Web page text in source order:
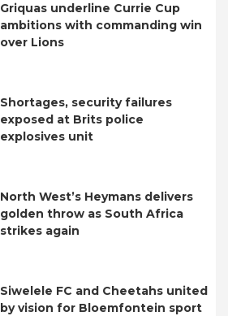
Griquas underline Currie Cup
ambitions with commanding win
over Lions
Shortages, security failures
exposed at Brits police
explosives unit
North West’s Heymans delivers
golden throw as South Africa
strikes again
Siwelele FC and Cheetahs united
by vision for Bloemfontein sport